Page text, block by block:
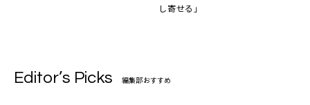
し寄せる」
Editor’s Picks 編集部おすすめ